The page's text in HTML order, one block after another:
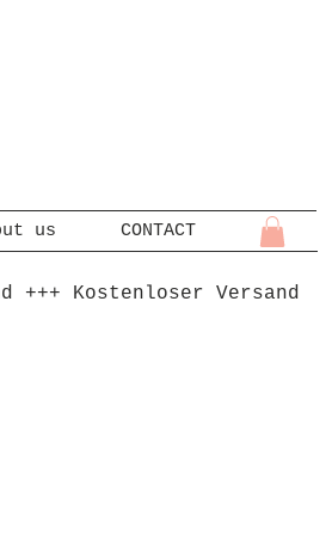
us CONTACT
+++ Kostenloser Versand